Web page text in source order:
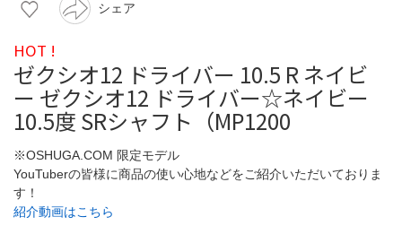
シェア
HOT !
ゼクシオ12 ドライバー 10.5 R ネイビ
ー ゼクシオ12 ドライバー☆ネイビー
10.5度 SRシャフト（MP1200
※OSHUGA.COM 限定モデル
YouTuberの皆様に商品の使い心地などをご紹介いただいておりま
す！
紹介動画はこちら